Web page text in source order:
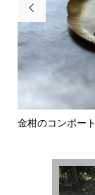

金柑のコンポート